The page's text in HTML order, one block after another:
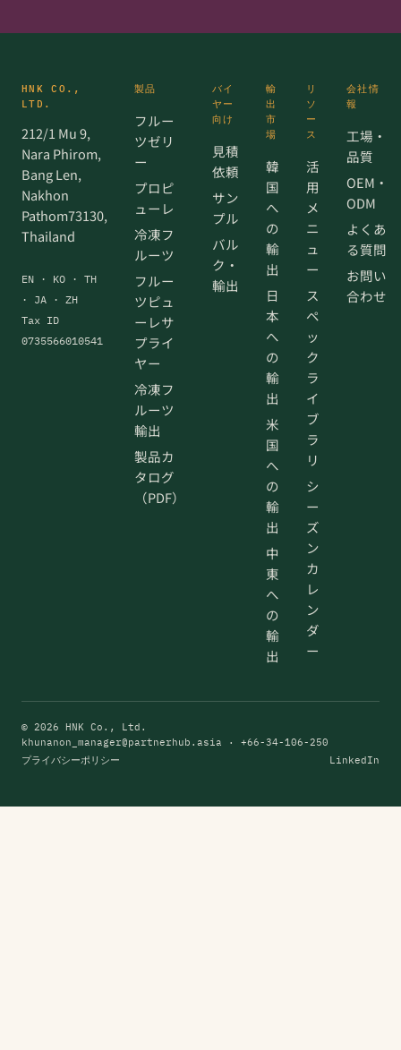
HNK CO.,
LTD.
212/1 Mu 9,
Nara Phirom,
Bang Len,
Nakhon
Pathom73130,
Thailand
EN · KO · TH
· JA · ZH
Tax ID
0735566010541
製品
フルー
ツゼリ
ー
プロピ
ューレ
冷凍フ
ルーツ
フルー
ツピュ
ーレサ
プライ
ヤー
冷凍フ
ルーツ
輸出
製品カ
タログ
（PDF）
バイ
ヤー
向け
見積
依頼
サン
プル
バル
ク・
輸出
輸
出
市
場
韓
国
へ
の
輸
出
日
本
へ
の
輸
出
米
国
へ
の
輸
出
中
東
へ
の
輸
出
リ
ソ
ー
ス
活
用
メ
ニ
ュ
ー
ス
ペ
ッ
ク
ラ
イ
ブ
ラ
リ
シ
ー
ズ
ン
カ
レ
ン
ダ
ー
会社情
報
工場・
品質
OEM・
ODM
よくあ
る質問
お問い
合わせ
© 2026 HNK Co., Ltd.
khunanon_manager@partnerhub.asia · +66-34-106-250
プライバシーポリシー
LinkedIn